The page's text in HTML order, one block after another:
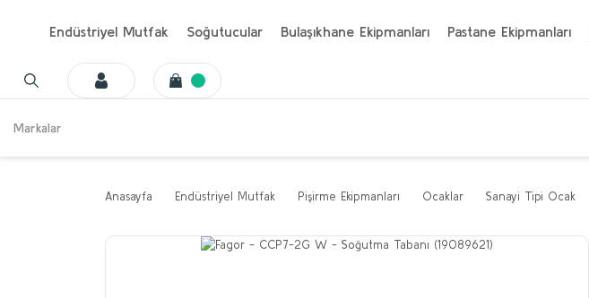
Endüstriyel Mutfak Soğutucular Bulaşıkhane Ekipmanları Pastane Ekipmanları
Markalar
Anasayfa Endüstriyel Mutfak Pişirme Ekipmanları Ocaklar Sanayi Tipi Ocak